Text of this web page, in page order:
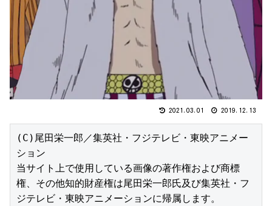
2021.03.01 2019.12.13
(C)尾田栄一郎／集英社・フジテレビ・東映アニメー
ション
当サイト上で使用している画像の著作権および商標
権、その他知的財産権は尾田栄一郎氏及び集英社・フ
ジテレビ・東映アニメーションに帰属します。